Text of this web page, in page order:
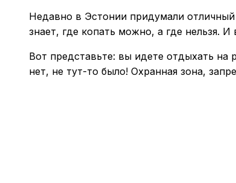
Недавно в Эстонии придумали
знает, где копать можно, а где нельзя.
Вот представьте: вы идете отдыхать на
нет, не тут-то было! Охранная зона,